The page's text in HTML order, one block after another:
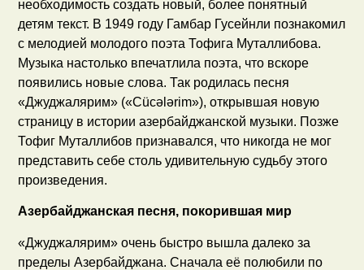
необходимость создать новый, более понятный
детям текст. В 1949 году Гамбар Гусейнли познакомил
с мелодией молодого поэта Тофига Муталлибова.
Музыка настолько впечатлила поэта, что вскоре
появились новые слова. Так родилась песня
«Джуджалярим» («Cücələrim»), открывшая новую
страницу в истории азербайджанской музыки. Позже
Тофиг Муталлибов признавался, что никогда не мог
представить себе столь удивительную судьбу этого
произведения.
Азербайджанская песня, покорившая мир
«Джуджалярим» очень быстро вышла далеко за
пределы Азербайджана. Сначала её полюбили по